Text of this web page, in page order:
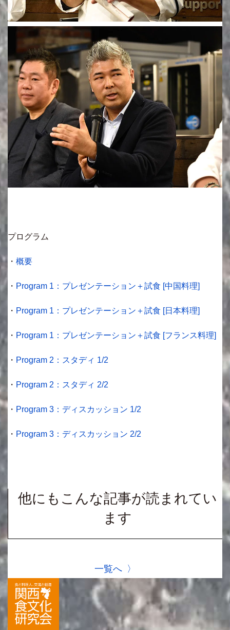
プログラム
・ 概要
・ Program 1：プレゼンテーション＋試食 [中国料理]
・ Program 1：プレゼンテーション＋試食 [日本料理]
・ Program 1：プレゼンテーション＋試食 [フランス料理]
・ Program 2：スタディ 1/2
・ Program 2：スタディ 2/2
・ Program 3：ディスカッション 1/2
・ Program 3：ディスカッション 2/2
他にもこんな記事が読まれてい
ます
一覧へ